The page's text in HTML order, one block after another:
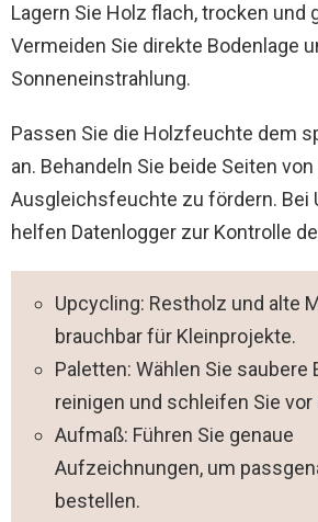
Lagern Sie Holz flach, trocken und
Vermeiden Sie direkte Bodenlage
Sonneneinstrahlung.
Passen Sie die Holzfeuchte dem
an. Behandeln Sie beide Seiten
Ausgleichsfeuchte zu fördern. Bei
helfen Datenlogger zur Kontrolle
Upcycling: Restholz und alte
brauchbar für Kleinprojekte.
Paletten: Wählen Sie saubere
reinigen und schleifen Sie vor
Aufmaß: Führen Sie genaue
Aufzeichnungen, um
bestellen.